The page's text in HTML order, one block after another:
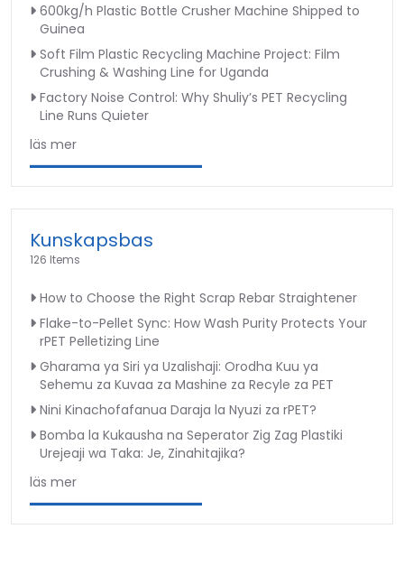
600kg/h Plastic Bottle Crusher Machine Shipped to
Guinea
Soft Film Plastic Recycling Machine Project: Film
Crushing & Washing Line for Uganda
Factory Noise Control: Why Shuliy’s PET Recycling
Line Runs Quieter
läs mer
Kunskapsbas
126 Items
How to Choose the Right Scrap Rebar Straightener
Flake-to-Pellet Sync: How Wash Purity Protects Your
rPET Pelletizing Line
Gharama ya Siri ya Uzalishaji: Orodha Kuu ya
Sehemu za Kuvaa za Mashine za Recyle za PET
Nini Kinachofafanua Daraja la Nyuzi za rPET?
Bomba la Kukausha na Seperator Zig Zag Plastiki
Urejeaji wa Taka: Je, Zinahitajika?
läs mer